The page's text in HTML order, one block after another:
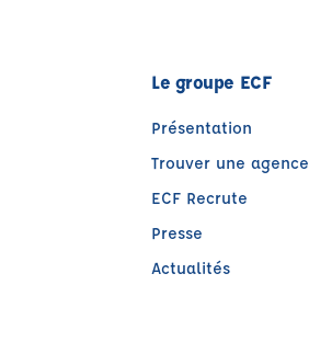
Le groupe ECF
Présentation
Trouver une agence
ECF Recrute
Presse
Actualités